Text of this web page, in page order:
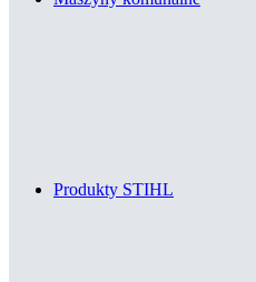
Produkty STIHL